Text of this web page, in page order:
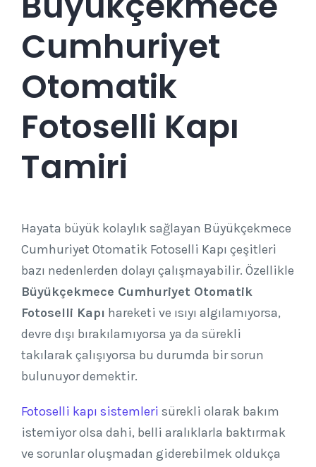
Cumhuriyet
Otomatik
Fotoselli Kapı
Tamiri
Hayata büyük kolaylık sağlayan Büyükçekmece
Cumhuriyet Otomatik Fotoselli Kapı çeşitleri
bazı nedenlerden dolayı çalışmayabilir. Özellikle
Büyükçekmece Cumhuriyet Otomatik
Fotoselli Kapı hareketi ve ısıyı algılamıyorsa,
devre dışı bırakılamıyorsa ya da sürekli
takılarak çalışıyorsa bu durumda bir sorun
bulunuyor demektir.
Fotoselli kapı sistemleri sürekli olarak bakım
istemiyor olsa dahi, belli aralıklarla baktırmak
ve sorunlar oluşmadan giderebilmek oldukça